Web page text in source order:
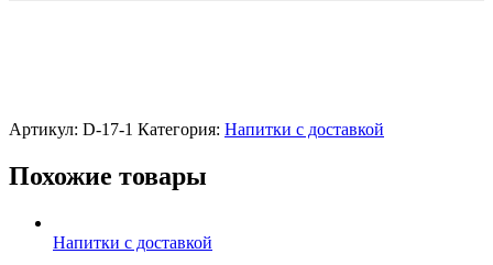
Артикул: D-17-1 Категория: Напитки с доставкой
Похожие товары
Напитки с доставкой